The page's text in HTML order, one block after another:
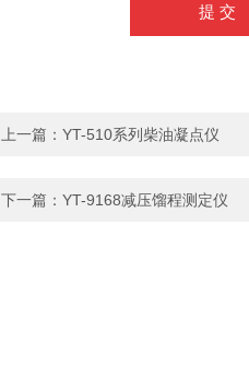
上一篇： YT-510系列柴油凝点仪
下一篇： YT-9168减压馏程测定仪